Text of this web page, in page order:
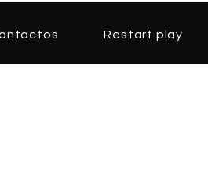
Restart play